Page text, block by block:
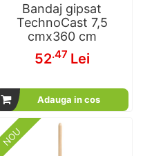
Bandaj gipsat
TechnoCast 7,5
cmx360 cm
52.47 Lei
Adauga in cos
NOU